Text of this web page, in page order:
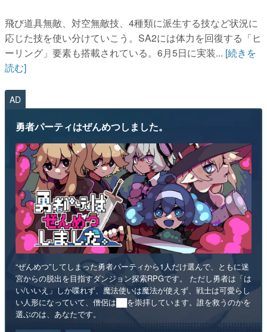
運営：株式会社マレ
飛び道具無敵、対空無敵技、4種類に派生する技など状況に
応じた技を使い分けていこう。SA2には体力を回復する「ヒ
ーリング」要素も搭載されている。6月5日に実装... [続きを
読む]
AD
勇者パーティはぜんめつしました。
“ぜんめつ”してしまった勇者パーティから1人だけ選んで、ともに迷
宮からの脱出を目指すダンジョン探索RPGです。 ただし勇者は「は
い/いいえ」しか喋れず、魔法使いは魔法が使えず、戦士は可愛らし
い人形になっていて、僧侶は██を崇拝しています。誰を救うのかを
選ぶのは、あなたです。